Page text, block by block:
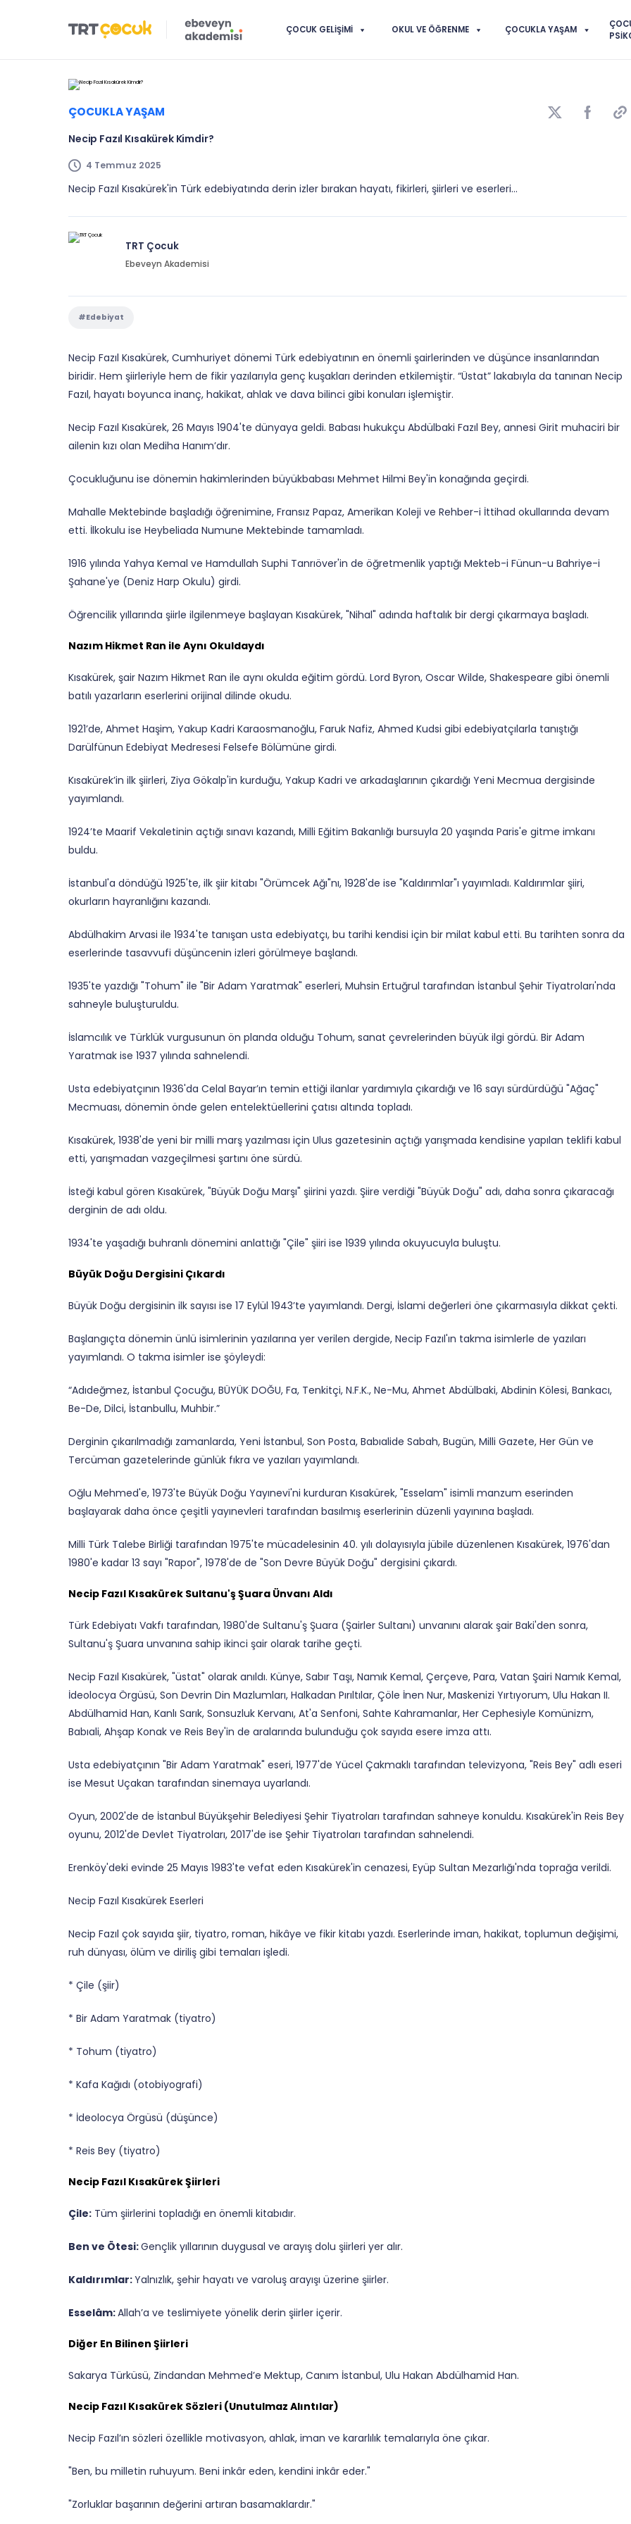
ÇOCUK GELIŞIMI OKUL VE ÖĞRENME ÇOCUKLA YAŞAM
ÇOCUKLA YAŞAM
Necip Fazıl Kısakürek Kimdir?
4 Temmuz 2025
Necip Fazıl Kısakürek'in Türk edebiyatında derin izler bırakan hayatı, fikirleri, şiirleri ve eserleri...
TRT Çocuk
Ebeveyn Akademisi
#Edebiyat
Necip Fazıl Kısakürek, Cumhuriyet dönemi Türk edebiyatının en önemli şairlerinden ve düşünce insanlarından
biridir. Hem şiirleriyle hem de fikir yazılarıyla genç kuşakları derinden etkilemiştir. “Üstat” lakabıyla da tanınan Necip
Fazıl, hayatı boyunca inanç, hakikat, ahlak ve dava bilinci gibi konuları işlemiştir.
Necip Fazıl Kısakürek, 26 Mayıs 1904'te dünyaya geldi. Babası hukukçu Abdülbaki Fazıl Bey, annesi Girit muhaciri bir
ailenin kızı olan Mediha Hanım’dır.
Çocukluğunu ise dönemin hakimlerinden büyükbabası Mehmet Hilmi Bey'in konağında geçirdi.
Mahalle Mektebinde başladığı öğrenimine, Fransız Papaz, Amerikan Koleji ve Rehber-i İttihad okullarında devam
etti. İlkokulu ise Heybeliada Numune Mektebinde tamamladı.
1916 yılında Yahya Kemal ve Hamdullah Suphi Tanrıöver'in de öğretmenlik yaptığı Mekteb-i Fünun-u Bahriye-i
Şahane'ye (Deniz Harp Okulu) girdi.
Öğrencilik yıllarında şiirle ilgilenmeye başlayan Kısakürek, "Nihal" adında haftalık bir dergi çıkarmaya başladı.
Nazım Hikmet Ran ile Aynı Okuldaydı
Kısakürek, şair Nazım Hikmet Ran ile aynı okulda eğitim gördü. Lord Byron, Oscar Wilde, Shakespeare gibi önemli
batılı yazarların eserlerini orijinal dilinde okudu.
1921’de, Ahmet Haşim, Yakup Kadri Karaosmanoğlu, Faruk Nafiz, Ahmed Kudsi gibi edebiyatçılarla tanıştığı
Darülfünun Edebiyat Medresesi Felsefe Bölümüne girdi.
Kısakürek’in ilk şiirleri, Ziya Gökalp'in kurduğu, Yakup Kadri ve arkadaşlarının çıkardığı Yeni Mecmua dergisinde
yayımlandı.
1924’te Maarif Vekaletinin açtığı sınavı kazandı, Milli Eğitim Bakanlığı bursuyla 20 yaşında Paris'e gitme imkanı
buldu.
İstanbul'a döndüğü 1925'te, ilk şiir kitabı "Örümcek Ağı"nı, 1928'de ise "Kaldırımlar"ı yayımladı. Kaldırımlar şiiri,
okurların hayranlığını kazandı.
Abdülhakim Arvasi ile 1934'te tanışan usta edebiyatçı, bu tarihi kendisi için bir milat kabul etti. Bu tarihten sonra da
eserlerinde tasavvufi düşüncenin izleri görülmeye başlandı.
1935'te yazdığı "Tohum" ile "Bir Adam Yaratmak" eserleri, Muhsin Ertuğrul tarafından İstanbul Şehir Tiyatroları'nda
sahneyle buluşturuldu.
İslamcılık ve Türklük vurgusunun ön planda olduğu Tohum, sanat çevrelerinden büyük ilgi gördü. Bir Adam
Yaratmak ise 1937 yılında sahnelendi.
Usta edebiyatçının 1936'da Celal Bayar’ın temin ettiği ilanlar yardımıyla çıkardığı ve 16 sayı sürdürdüğü "Ağaç"
Mecmuası, dönemin önde gelen entelektüellerini çatısı altında topladı.
Kısakürek, 1938'de yeni bir milli marş yazılması için Ulus gazetesinin açtığı yarışmada kendisine yapılan teklifi kabul
etti, yarışmadan vazgeçilmesi şartını öne sürdü.
İsteği kabul gören Kısakürek, "Büyük Doğu Marşı" şiirini yazdı. Şiire verdiği "Büyük Doğu" adı, daha sonra çıkaracağı
derginin de adı oldu.
1934'te yaşadığı buhranlı dönemini anlattığı "Çile" şiiri ise 1939 yılında okuyucuyla buluştu.
Büyük Doğu Dergisini Çıkardı
Büyük Doğu dergisinin ilk sayısı ise 17 Eylül 1943’te yayımlandı. Dergi, İslami değerleri öne çıkarmasıyla dikkat çekti.
Başlangıçta dönemin ünlü isimlerinin yazılarına yer verilen dergide, Necip Fazıl'ın takma isimlerle de yazıları
yayımlandı. O takma isimler ise şöyleydi:
“Adıdeğmez, İstanbul Çocuğu, BÜYÜK DOĞU, Fa, Tenkitçi, N.F.K., Ne-Mu, Ahmet Abdülbaki, Abdinin Kölesi, Bankacı,
Be-De, Dilci, İstanbullu, Muhbir.”
Derginin çıkarılmadığı zamanlarda, Yeni İstanbul, Son Posta, Babıalide Sabah, Bugün, Milli Gazete, Her Gün ve
Tercüman gazetelerinde günlük fıkra ve yazıları yayımlandı.
Oğlu Mehmed'e, 1973'te Büyük Doğu Yayınevi'ni kurduran Kısakürek, "Esselam" isimli manzum eserinden
başlayarak daha önce çeşitli yayınevleri tarafından basılmış eserlerinin düzenli yayınına başladı.
Milli Türk Talebe Birliği tarafından 1975'te mücadelesinin 40. yılı dolayısıyla jübile düzenlenen Kısakürek, 1976'dan
1980'e kadar 13 sayı "Rapor", 1978'de de "Son Devre Büyük Doğu" dergisini çıkardı.
Necip Fazıl Kısakürek Sultanu'ş Şuara Ünvanı Aldı
Türk Edebiyatı Vakfı tarafından, 1980'de Sultanu'ş Şuara (Şairler Sultanı) unvanını alarak şair Baki'den sonra,
Sultanu'ş Şuara unvanına sahip ikinci şair olarak tarihe geçti.
Necip Fazıl Kısakürek, "üstat" olarak anıldı. Künye, Sabır Taşı, Namık Kemal, Çerçeve, Para, Vatan Şairi Namık Kemal,
İdeolocya Örgüsü, Son Devrin Din Mazlumları, Halkadan Pırıltılar, Çöle İnen Nur, Maskenizi Yırtıyorum, Ulu Hakan II.
Abdülhamid Han, Kanlı Sarık, Sonsuzluk Kervanı, At'a Senfoni, Sahte Kahramanlar, Her Cephesiyle Komünizm,
Babıali, Ahşap Konak ve Reis Bey'in de aralarında bulunduğu çok sayıda esere imza attı.
Usta edebiyatçının "Bir Adam Yaratmak" eseri, 1977'de Yücel Çakmaklı tarafından televizyona, "Reis Bey" adlı eseri
ise Mesut Uçakan tarafından sinemaya uyarlandı.
Oyun, 2002'de de İstanbul Büyükşehir Belediyesi Şehir Tiyatroları tarafından sahneye konuldu. Kısakürek'in Reis Bey
oyunu, 2012'de Devlet Tiyatroları, 2017'de ise Şehir Tiyatroları tarafından sahnelendi.
Erenköy'deki evinde 25 Mayıs 1983'te vefat eden Kısakürek'in cenazesi, Eyüp Sultan Mezarlığı'nda toprağa verildi.
Necip Fazıl Kısakürek Eserleri
Necip Fazıl çok sayıda şiir, tiyatro, roman, hikâye ve fikir kitabı yazdı. Eserlerinde iman, hakikat, toplumun değişimi,
ruh dünyası, ölüm ve diriliş gibi temaları işledi.
* Çile (şiir)
* Bir Adam Yaratmak (tiyatro)
* Tohum (tiyatro)
* Kafa Kağıdı (otobiyografi)
* İdeolocya Örgüsü (düşünce)
* Reis Bey (tiyatro)
Necip Fazıl Kısakürek Şiirleri
Çile: Tüm şiirlerini topladığı en önemli kitabıdır.
Ben ve Ötesi:Gençlik yıllarının duygusal ve arayış dolu şiirleri yer alır.
Kaldırımlar:Yalnızlık, şehir hayatı ve varoluş arayışı üzerine şiirler.
Esselâm:Allah’a ve teslimiyete yönelik derin şiirler içerir.
Diğer En Bilinen Şiirleri
Sakarya Türküsü, Zindandan Mehmed’e Mektup, Canım İstanbul, Ulu Hakan Abdülhamid Han.
Necip Fazıl Kısakürek Sözleri (Unutulmaz Alıntılar)
Necip Fazıl’ın sözleri özellikle motivasyon, ahlak, iman ve kararlılık temalarıyla öne çıkar.
"Ben, bu milletin ruhuyum. Beni inkâr eden, kendini inkâr eder."
"Zorluklar başarının değerini artıran basamaklardır."